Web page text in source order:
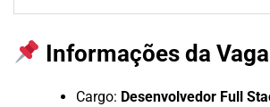
Informações da Vaga
Cargo: Desenvolvedor Full